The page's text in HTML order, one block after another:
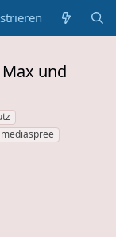
und
mediaspree